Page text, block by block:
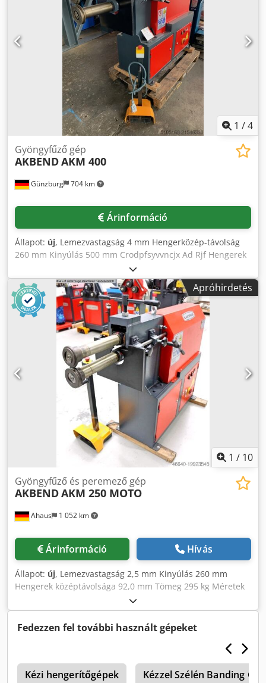
1 /4
Günzburg 704 km
Gyöngyfűző gép
AKBENDAKM 400
Árinformáció
Állapot: új, Lemezvastagság 4 mm Hengerközép-távolság
260 mm Kinyúlás 500 mm Crodpfsyvvncjx Ad Rjf Hengerek
középponttávolsága 132 mm Befogás 40 mm Sebesség 5
m/perc Teljes teljesítményigény 2,2 kW Gép tömege kb. 350
kg Helyigény kb. 1650x700x1280 mm Felszereltség: -
motoros bordázógép - 3 készlet bordázó henger -
lábkapcsoló
Apróhirdetés
1 / 10
Ahaus 1 052 km
Gyöngyfűző és peremező gép
AKBENDAKM 250 MOTO
Árinformáció Hívás
Állapot: új, Lemezvastagság 2,5 mm Kinyúlás 260 mm
Hengerek középtávolsága 92,0 mm Tömeg 295 kg Méretek
(H-Sz-M) 1200 x 700 x 1200 mm Felszereltség: - 3 pár
gyöngyöző- és peremezőhenger tartozékként - Masszív
gyöngyözőgép motoros hajtású hengerekkel - Állítható
ütköző az alsó tengelyen - Különféle gyöngyözés
gazdaságos előállításához - Nagy pontosság a precíziós
csapágyazású tengelyek révén - Áttekinthetően elhelyezett
kezelőszervek Crodpsxaaw Hsfx Ad Rjf - Állvánnyal,
Fedezzen fel további használt gépeket
Kézi hengerítőgépek Kézzel Szélén Banding Gép